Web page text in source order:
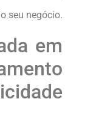
seu negócio.
em